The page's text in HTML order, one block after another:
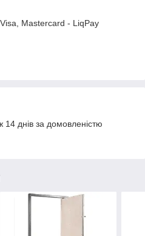
Mastercard - LiqPay
днів за домовленістю